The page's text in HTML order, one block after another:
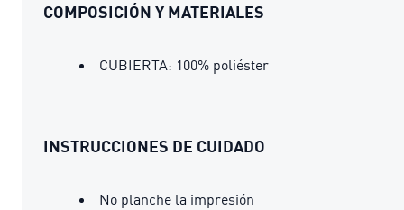
COMPOSICIÓN Y MATERIALES
CUBIERTA: 100% poliéster
INSTRUCCIONES DE CUIDADO
No planche la impresión